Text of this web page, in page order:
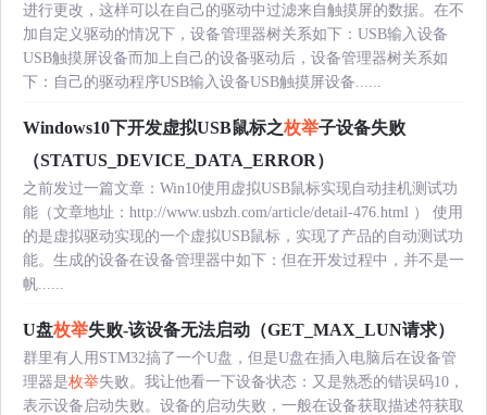
进行更改，这样可以在自己的驱动中过滤来自触摸屏的数据。在不
加自定义驱动的情况下，设备管理器树关系如下：USB输入设备
USB触摸屏设备而加上自己的设备驱动后，设备管理器树关系如
下：自己的驱动程序USB输入设备USB触摸屏设备......
Windows10下开发虚拟USB鼠标之枚举子设备失败
（STATUS_DEVICE_DATA_ERROR）
之前发过一篇文章：Win10使用虚拟USB鼠标实现自动挂机测试功
能（文章地址：http://www.usbzh.com/article/detail-476.html ） 使用
的是虚拟驱动实现的一个虚拟USB鼠标，实现了产品的自动测试功
能。生成的设备在设备管理器中如下：但在开发过程中，并不是一
帆......
U盘枚举失败-该设备无法启动（GET_MAX_LUN请求）
群里有人用STM32搞了一个U盘，但是U盘在插入电脑后在设备管
理器是枚举失败。我让他看一下设备状态：又是熟悉的错误码10，
表示设备启动失败。设备的启动失败，一般在设备获取描述符获取